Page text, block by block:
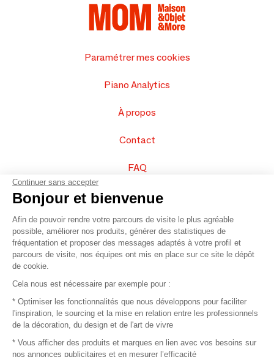
Paramétrer mes cookies
Piano Analytics
À propos
Contact
FAQ
Vendez vos produits
Plan du site
© 2016 –Organisation SAFI
Recrutement
Continuer sans accepter
Bonjour et bienvenue
Afin de pouvoir rendre votre parcours de visite le plus agréable
possible, améliorer nos produits, générer des statistiques de
fréquentation et proposer des messages adaptés à votre profil et
parcours de visite, nos équipes ont mis en place sur ce site le dépôt
de cookie.
Cela nous est nécessaire par exemple pour :
* Optimiser les fonctionnalités que nous développons pour faciliter
l'inspiration, le sourcing et la mise en relation entre les professionnels
de la décoration, du design et de l'art de vivre
* Vous afficher des produits et marques en lien avec vos besoins sur
nos annonces publicitaires et en mesurer l’efficacité